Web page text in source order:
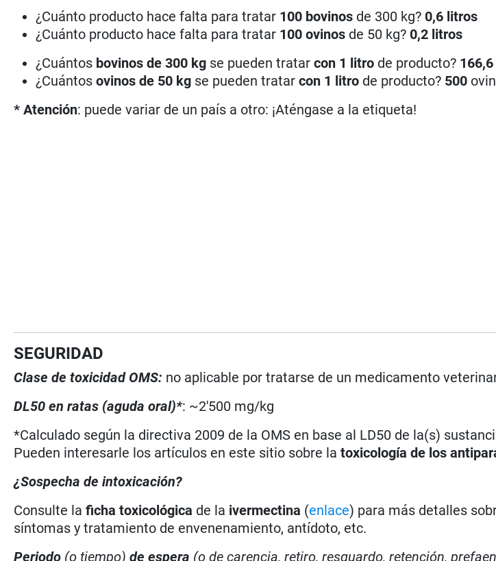
¿Cuánto producto hace falta para tratar 100 bovinos de 300 kg? 0,6 litros
¿Cuánto producto hace falta para tratar 100 ovinos de 50 kg? 0,2 litros
¿Cuántos bovinos de 300 kg se pueden tratarcon 1 litro de producto? 166,6
¿Cuántosovinos de 50 kg se pueden tratarcon 1 litro de producto? 500
* Atención: puede variar de un país a otro: ¡Aténgase a la etiqueta!
SEGURIDAD
Clase de toxicidad OMS: no aplicable por tratarse de un medicamento
DL50 en ratas (aguda oral)*: ~2'500 mg/kg
*Calculado según la directiva 2009 de la OMS en base al LD50 de la(s)
Pueden interesarle los artículos en este sitio sobre la toxicología de los
¿Sospecha de intoxicación?
Consulte laficha toxicológica de la ivermectina (enlace) para más detalles
síntomas y tratamiento de envenenamiento, antídoto, etc.
Periodo (o tiempo) de espera (o de carencia, retiro, resguardo, retención,